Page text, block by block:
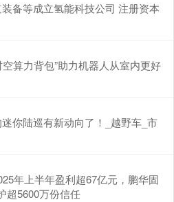
备等成立氢能科技公司 注册资本
算力背包”助力机器人从室内更好
你陆巡有新动向了！_越野车_市
年上半年盈利超67亿元，鹏华固
超5600万份信任